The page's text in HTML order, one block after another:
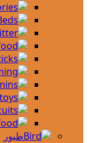
طيور